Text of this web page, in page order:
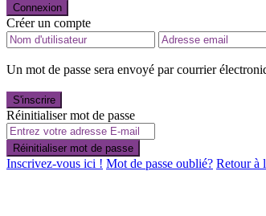
Connexion
Créer un compte
Un mot de passe sera envoyé par courrier
S'inscrire
Réinitialiser mot de passe
Réinitialiser mot de passe
Inscrivez-vous ici ! Mot de passe oublié? Retour à